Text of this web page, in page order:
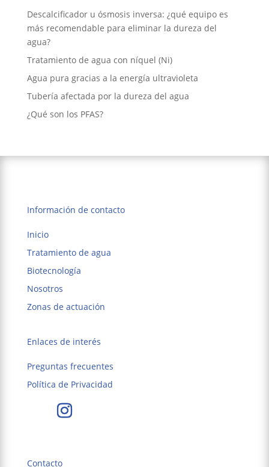
Descalcificador u ósmosis inversa: ¿qué equipo es
más recomendable para eliminar la dureza del
agua?
Tratamiento de agua con níquel (Ni)
Agua pura gracias a la energía ultravioleta
Tubería afectada por la dureza del agua
¿Qué son los PFAS?
Información de contacto
Inicio
Tratamiento de agua
Biotecnología
Nosotros
Zonas de actuación
Enlaces de interés
Preguntas frecuentes
Política de Privacidad
Contacto